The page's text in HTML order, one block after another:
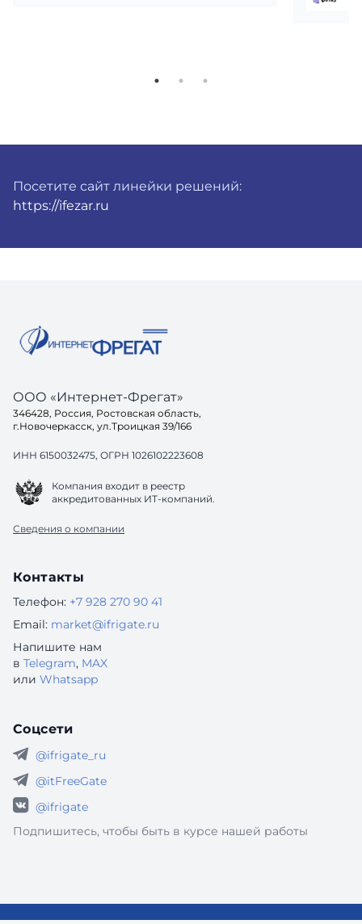
Посетите сайт линейки решений:
https://ifezar.ru
ООО «Интернет-Фрегат»
346428, Россия, Ростовская область,
г.Новочеркасск, ул.Троицкая 39/166
ИНН 6150032475, ОГРН 1026102223608
Компания входит в реестр
аккредитованных ИТ-компаний.
Сведения о компании
Контакты
Телефон: +7 928 270 90 41
Email: market@ifrigate.ru
Напишите нам
в Telegram, MAX
или Whatsapp
Соцсети
@ifrigate_ru
@itFreeGate
@ifrigate
Подпишитесь, чтобы быть в курсе нашей работы